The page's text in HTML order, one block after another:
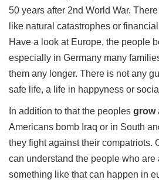
50 years after 2nd World War.
like natural catastrophes or
Have a look at Europe, the people
especially in Germany many
them any longer. There is not any
safe life, a life in happyness or
In addition to that the peoples grow
Americans bomb Iraq or in South
they fight against their compatriots.
can understand the people who are
something like that can happen in